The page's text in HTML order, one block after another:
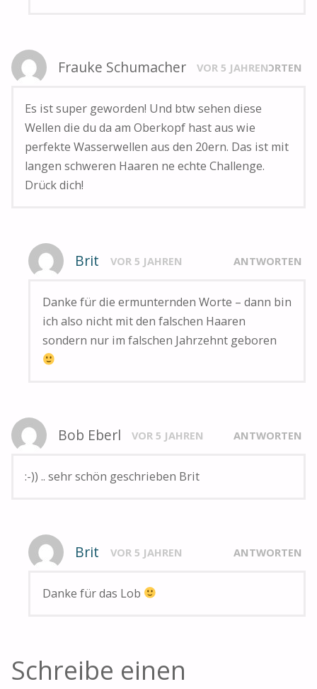
Frauke Schumacher VOR 5 JAHREN
ANTWORTEN
Es ist super geworden! Und btw sehen diese
Wellen die du da am Oberkopf hast aus wie
perfekte Wasserwellen aus den 20ern. Das ist mit
langen schweren Haaren ne echte Challenge.
Drück dich!
Brit VOR 5 JAHREN ANTWORTEN
Danke für die ermunternden Worte – dann bin
ich also nicht mit den falschen Haaren
sondern nur im falschen Jahrzehnt geboren
Bob Eberl VOR 5 JAHREN ANTWORTEN
:-)) .. sehr schön geschrieben Brit
Brit VOR 5 JAHREN ANTWORTEN
Danke für das Lob
Schreibe einen